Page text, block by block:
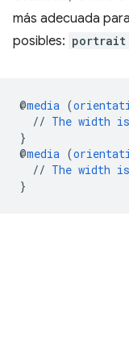
más adecuada
posibles: portrait
@media (
// The width is
}
@media (
// The width is
}